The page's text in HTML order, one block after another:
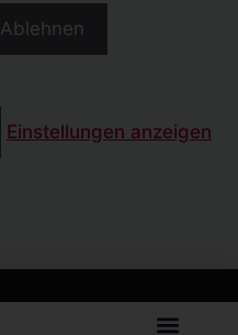
Ablehnen
Einstellungen anzeigen